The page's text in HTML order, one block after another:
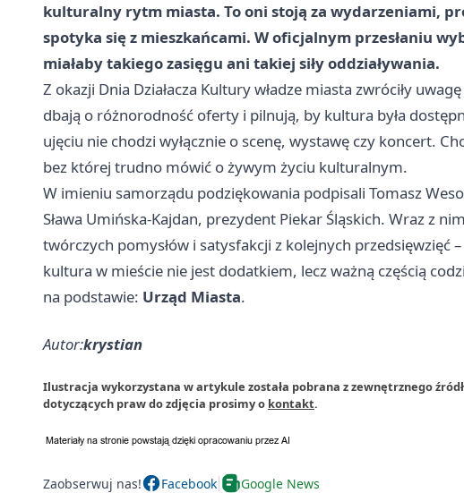
kulturalny rytm miasta. To oni stoją za wydarzeniami,
spotyka się z mieszkańcami. W oficjalnym przesłaniu
miałaby takiego zasięgu ani takiej siły oddziaływania.
Z okazji Dnia Działacza Kultury władze miasta zwróciły
dbają o różnorodność oferty i pilnują, by kultura była
ujęciu nie chodzi wyłącznie o scenę, wystawę czy koncert.
bez której trudno mówić o żywym życiu kulturalnym.
W imieniu samorządu podziękowania podpisali Tomasz
Sława Umińska-Kajdan, prezydent Piekar Śląskich. Wraz z
twórczych pomysłów i satysfakcji z kolejnych przedsięwzięć
kultura w mieście nie jest dodatkiem, lecz ważną częścią
na podstawie: Urząd Miasta.
Autor:krystian
Ilustracja wykorzystana w artykule została pobrana z zewnętrznego
dotyczących praw do zdjęcia prosimy o kontakt.
Zaobserwuj nas! Facebook Google News